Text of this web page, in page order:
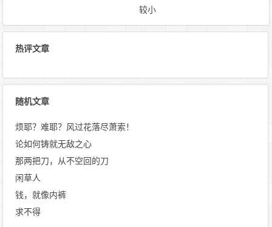
较小
热评文章
随机文章
烦耶？难耶？风过花落尽萧索！
论如何铸就无敌之心
那两把刀，从不空回的刀
闲草人
钱，就像内裤
求不得